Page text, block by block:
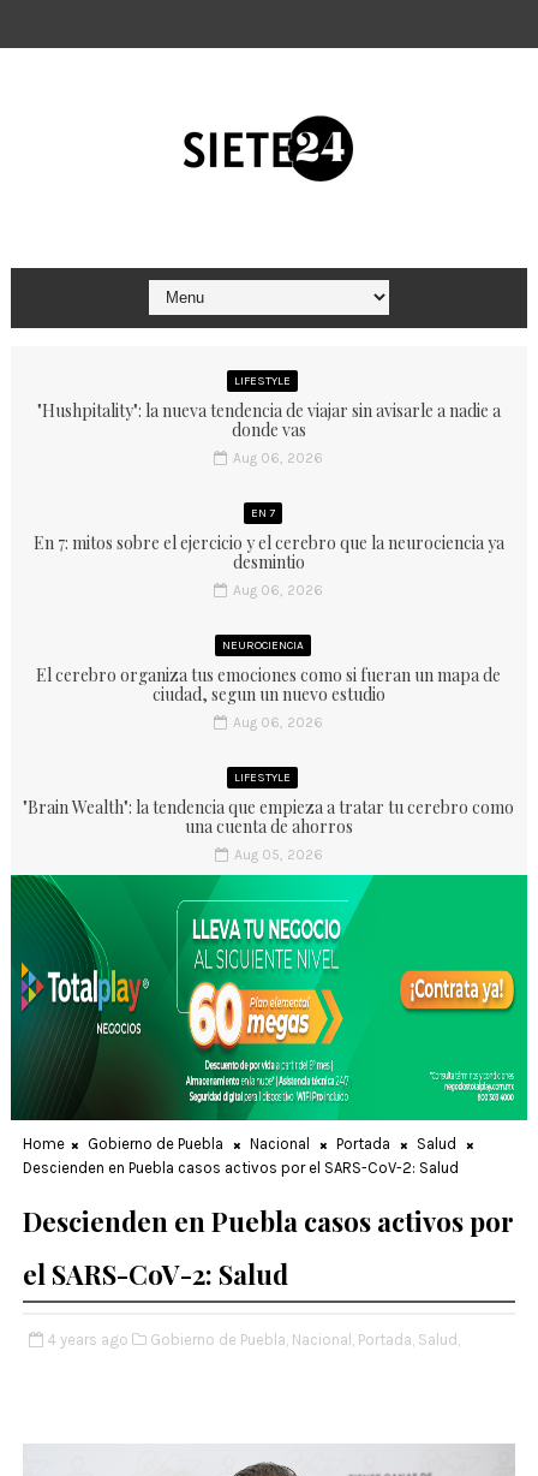
LIFESTYLE
"Hushpitality": la nueva tendencia de viajar sin avisarle a nadie a
donde vas
Aug 06, 2026
EN 7
En 7: mitos sobre el ejercicio y el cerebro que la neurociencia ya
desmintio
Aug 06, 2026
NEUROCIENCIA
El cerebro organiza tus emociones como si fueran un mapa de
ciudad, segun un nuevo estudio
Aug 06, 2026
LIFESTYLE
"Brain Wealth": la tendencia que empieza a tratar tu cerebro como
una cuenta de ahorros
Aug 05, 2026
Home Gobierno de Puebla Nacional Portada
Salud
Descienden en Puebla casos activos por el SARS-CoV-2: Salud
Descienden en Puebla casos activos por
el SARS-CoV-2: Salud
4 years ago Gobierno de Puebla, Nacional, Portada, Salud,